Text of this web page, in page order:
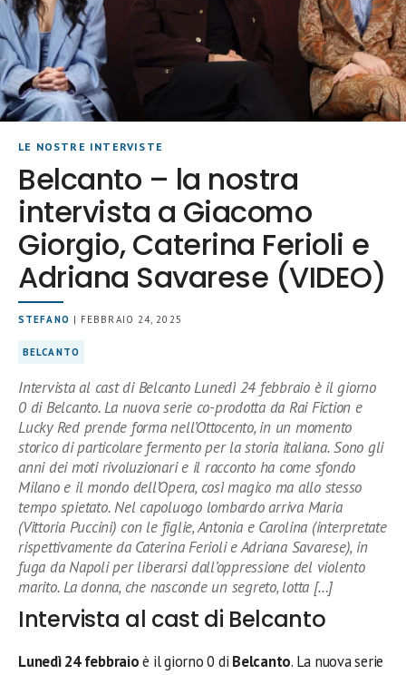
LE NOSTRE INTERVISTE
Belcanto – la nostra
intervista a Giacomo
Giorgio, Caterina Ferioli e
Adriana Savarese (VIDEO)
STEFANO | FEBBRAIO 24, 2025
BELCANTO
Intervista al cast di Belcanto Lunedì 24 febbraio è il giorno
0 di Belcanto. La nuova serie co-prodotta da Rai Fiction e
Lucky Red prende forma nell’Ottocento, in un momento
storico di particolare fermento per la storia italiana. Sono gli
anni dei moti rivoluzionari e il racconto ha come sfondo
Milano e il mondo dell’Opera, così magico ma allo stesso
tempo spietato. Nel capoluogo lombardo arriva Maria
(Vittoria Puccini) con le figlie, Antonia e Carolina (interpretate
rispettivamente da Caterina Ferioli e Adriana Savarese), in
fuga da Napoli per liberarsi dall’oppressione del violento
marito. La donna, che nasconde un segreto, lotta […]
Intervista al cast di Belcanto
Lunedì 24 febbraioè il giorno 0 di Belcanto. La nuova serie